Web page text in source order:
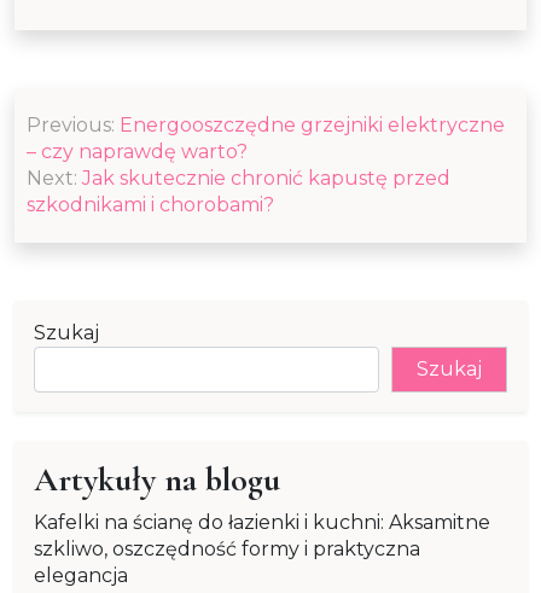
Nawigacja
wpisu
Previous: Energooszczędne grzejniki elektryczne
– czy naprawdę warto?
Next: Jak skutecznie chronić kapustę przed
szkodnikami i chorobami?
Szukaj
Szukaj
Artykuły na blogu
Kafelki na ścianę do łazienki i kuchni: Aksamitne
szkliwo, oszczędność formy i praktyczna
elegancja